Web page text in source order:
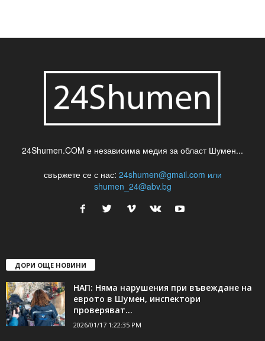
24Shumen.COM е независима медия за област Шумен...
свържете се с нас: 24shumen@gmail.com или
shumen_24@abv.bg
ДОРИ ОЩЕ НОВИНИ
НАП: Няма нарушения при въвеждане на
еврото в Шумен, инспектори
проверяват...
2026/01/17 1:22:35 PM